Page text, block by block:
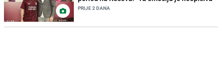
PRIJE 2 DANA